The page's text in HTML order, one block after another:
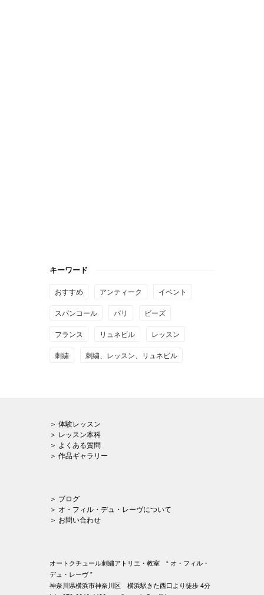
キーワード
おすすめ アンティーク イベント
スパンコール パリ ビーズ
フランス リュネビル レッスン
刺繍 刺繍、レッスン、リュネビル
＞ 体験レッスン
＞ レッスン本科
＞ よくある質問
＞ 作品ギャラリー
＞ ブログ
＞ オ・フィル・デュ・レーヴについて
＞ お問い合わせ
オートクチュール刺繍アトリエ・教室 “ オ・フィル・
デュ・レーヴ ”
神奈川県横浜市神奈川区 横浜駅きた西口より徒歩 4分